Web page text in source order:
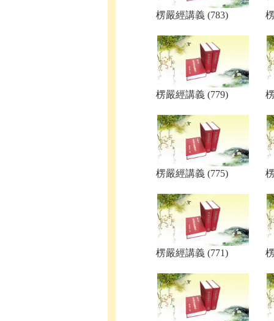
楞嚴經講義 (783)
楞嚴經講義 (779)
楞嚴經講義 (775)
楞嚴經講義 (771)